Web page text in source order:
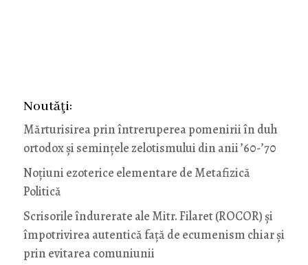
Noutăţi:
Mărturisirea prin întreruperea pomenirii în duh
ortodox și semințele zelotismului din anii ’60-’70
Noţiuni ezoterice elementare de Metafizică
Politică
Scrisorile îndurerate ale Mitr. Filaret (ROCOR) și
împotrivirea autentică față de ecumenism chiar și
prin evitarea comuniunii